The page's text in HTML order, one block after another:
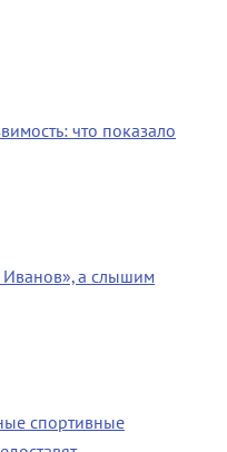
что показало
Иванов», а слышим
спортивные